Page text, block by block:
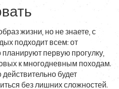
жизни, но не знаете, с
подходит всем: от
планируют первую прогулку,
к многодневным походам.
будет
без лишних сложностей.